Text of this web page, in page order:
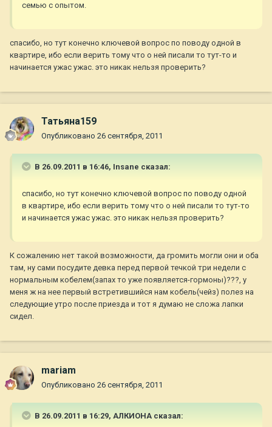
семью с опытом.
спасибо, но тут конечно ключевой вопрос по поводу одной в
квартире, ибо если верить тому что о ней писали то тут-то и
начинается ужас ужас. это никак нельзя проверить?
Татьяна159
Опубликовано 26 сентября, 2011
В 26.09.2011 в 16:46, Insane сказал:
спасибо, но тут конечно ключевой вопрос по поводу одной
в квартире, ибо если верить тому что о ней писали то тут-то
и начинается ужас ужас. это никак нельзя проверить?
К сожалению нет такой возможности, да громить могли они и оба
там, ну сами посудите девка перед первой течкой три недели с
нормальным кобелем(запах то уже появляется-гормоны)???, у
меня ж на нее первый встретившийся нам кобель(чейз) полез на
следующие утро после приезда и тот я думаю не сложа лапки
сидел.
mariam
Опубликовано 26 сентября, 2011
В 26.09.2011 в 16:29, АЛКИОНА сказал: